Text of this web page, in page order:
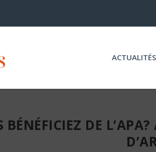
ACTUALITÉS
BÉNÉFICIEZ DE